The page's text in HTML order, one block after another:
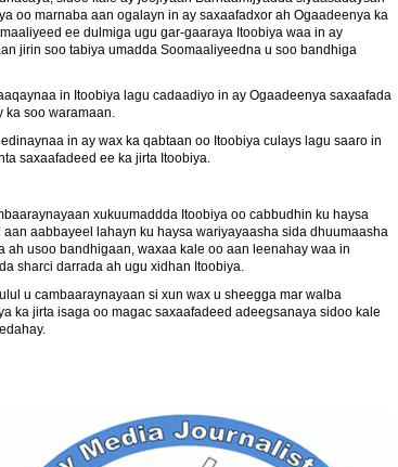
oo marnaba aan ogalayn in ay saxaafadxor ah Ogaadeenya ka
ee dulmiga ugu gar-gaaraya Itoobiya waa in ay
jirin soo tabiya umadda Soomaaliyeedna u soo bandhiga
in Itoobiya lagu cadaadiyo in ay Ogaadeenya saxaafada
ka soo waramaan.
in ay wax ka qabtaan oo Itoobiya culays lagu saaro in
saxaafadeed ee ka jirta Itoobiya.
xukuumaddda Itoobiya oo cabbudhin ku haysa
aabbayeel lahayn ku haysa wariyayaasha sida dhuumaasha
usoo bandhigaan, waxaa kale oo aan leenahay waa in
sharci darrada ah ugu xidhan Itoobiya.
u cambaaraynayaan si xun wax u sheegga mar walba
ka jirta isaga oo magac saxaafadeed adeegsanaya sidoo kale